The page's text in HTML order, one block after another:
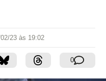
23 às 19:02
0